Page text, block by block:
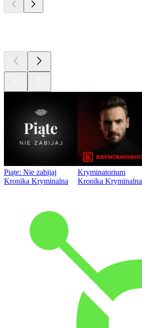
Piąte: Nie zabijaj
Kronika Kryminalna
Kryminatorium
Kronika Kryminalna